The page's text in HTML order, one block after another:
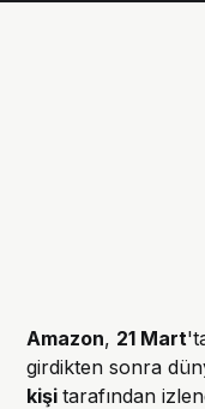
Amazon, 21 Mart
girdikten sonra
kişitarafından